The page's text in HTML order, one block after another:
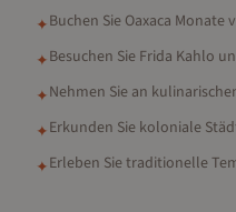
✦Buchen Sie Oaxaca Monate
✦Besuchen Sie Frida Kahlo
✦Nehmen Sie an
✦Erkunden Sie koloniale
✦Erleben Sie traditionelle